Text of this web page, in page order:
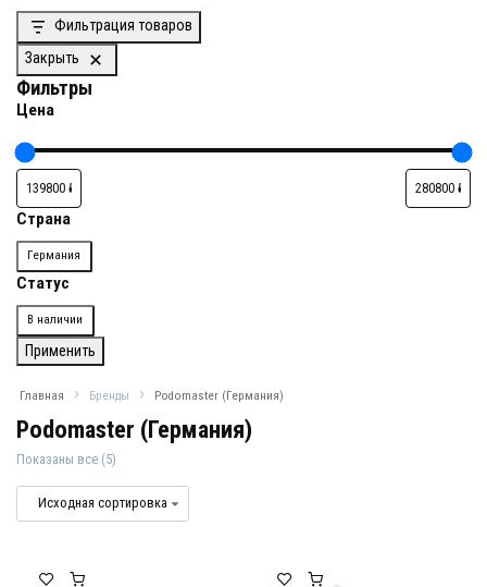
Главная Бренды Podomaster (Германия)
Podomaster (Германия)
Показаны все (5)
Фильтрация товаров
Закрыть
Фильтры
Цена
Страна
Страна
Германия
Статус
Доступность
В наличии
Применить